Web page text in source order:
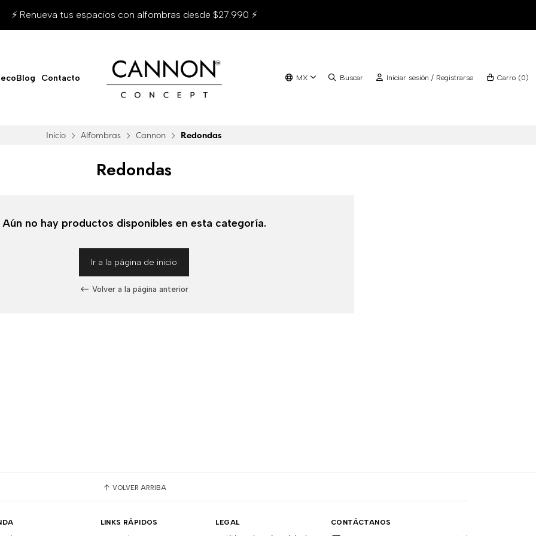
Contacto MX Buscar Iniciar sesión / Registrarse Carro (0)
⚡ Renueva tus espacios con alfombras desde $27.990 ⚡
Inicio Alfombras Cannon Redondas
Redondas
Aún no hay productos disponibles en esta categoría.
Ir a la página de inicio
Volver a la página anterior
VOLVER ARRIBA
LINKS RÁPIDOS LEGAL CONTÁCTANOS